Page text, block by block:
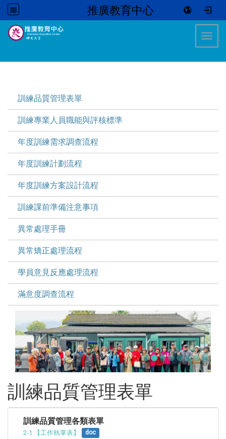
推廣教育中心
訓練品質管理表單
訓練專業人員職能與評核標準
年度訓練需求調查流程
年度訓練計劃流程
年度訓練方案設計流程
訓練課前準備注意事項
異常處理手冊
異常矯正處理流程
學員意見反應處理流程
滿意度調查流程
訓練品質管理表單
訓練品質管理各類表單
2-1 【工作執掌表】 doc